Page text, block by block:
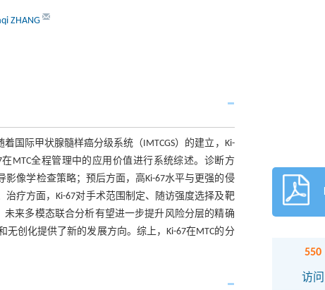
ZHANG
国际甲状腺髓样癌分级系统（IMTCGS）的建立，Ki-
MTC全程管理中的应用价值进行系统综述。诊断方
像学检查策略；预后方面，高Ki-67水平与更强的侵
疗方面，Ki-67对手术范围制定、随访强度选择及靶
来多模态联合分析有望进一步提升风险分层的精确
创化提供了新的发展方向。综上，Ki-67在MTC的分
550
访问